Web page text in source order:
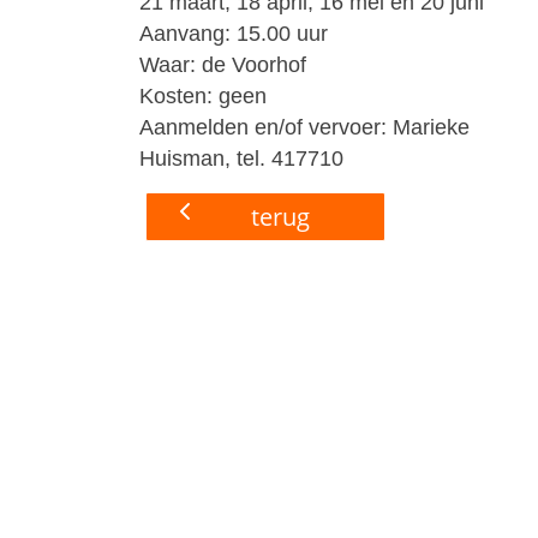
Aanvang: 15.00 uur
Waar: de Voorhof
Kosten: geen
Aanmelden en/of vervoer: Marieke
Huisman, tel. 417710
terug